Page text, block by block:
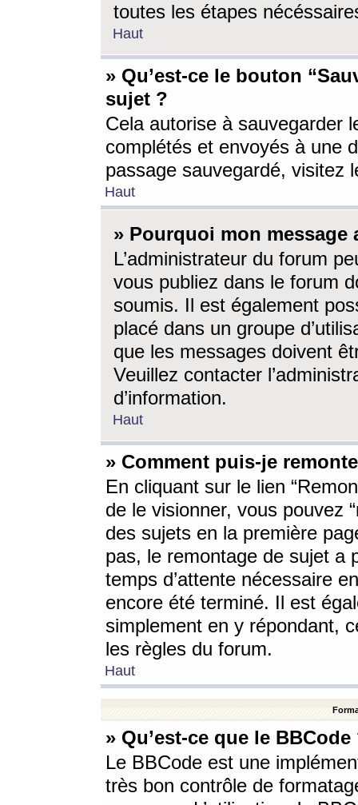
toutes les étapes
Haut
» Qu’est-ce le bouton
sujet ?
Cela autorise à sauvegarder
complétés et envoyés à une
passage sauvegardé, visitez
Haut
» Pourquoi mon message
L’administrateur du forum
vous publiez dans le forum
soumis. Il est également
placé dans un groupe
que les messages doivent
Veuillez contacter
d’information.
Haut
» Comment puis-je
En cliquant sur le lien
de le visionner, vous pouvez
des sujets en la première
pas, le remontage de sujet a
temps d’attente nécessaire
encore été terminé. Il est
simplement en y répondant,
les règles du forum.
Haut
» Qu’est-ce que le BBCode
Le BBCode est une
très bon contrôle de